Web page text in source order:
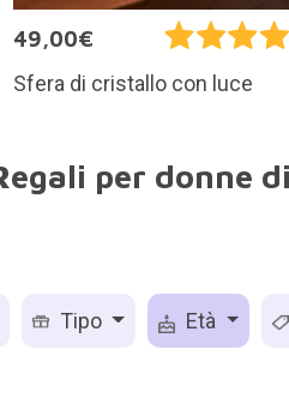
49,00€
Sfera di cristallo con luce
per donne
Tipo Età